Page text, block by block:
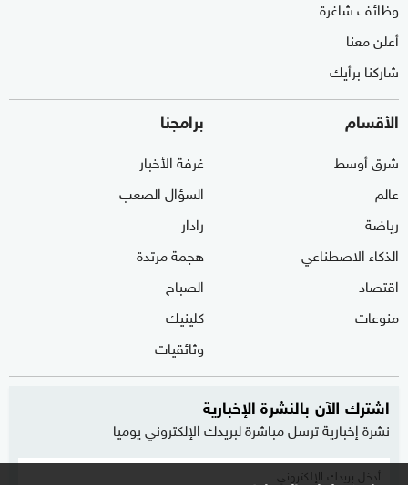
وظائف شاغرة
أعلن معنا
شاركنا برأيك
الأقسام
شرق أوسط
عالم
رياضة
الذكاء الاصطناعي
اقتصاد
منوعات
برامجنا
غرفة الأخبار
السؤال الصعب
رادار
هجمة مرتدة
الصباح
كلينيك
وثائقيات
اشترك الآن بالنشرة الإخبارية
نشرة إخبارية ترسل مباشرة لبريدك الإلكتروني يوميا